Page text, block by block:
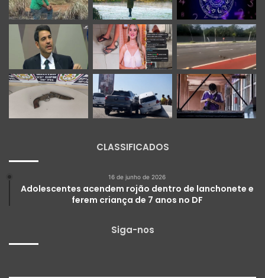
CLASSIFICADOS
16 de junho de 2026
Adolescentes acendem rojão dentro de lanchonete e
ferem criança de 7 anos no DF
Siga-nos